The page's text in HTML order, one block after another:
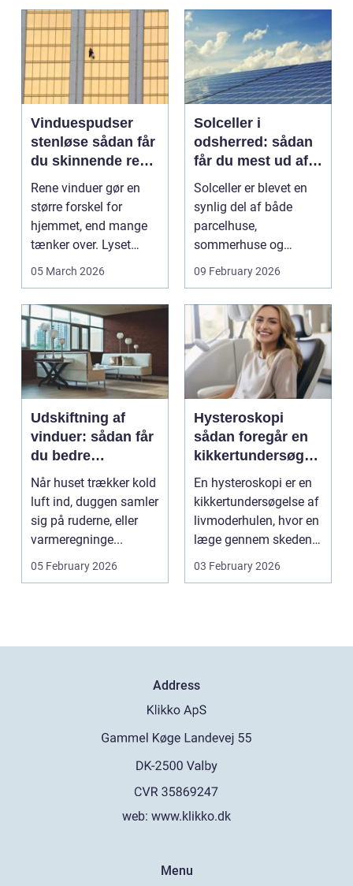
Vinduespudser
stenløse sådan får
du skinnende rene
ruder året rundt
Rene vinduer gør en
større forskel for
hjemmet, end mange
tænker over. Lyset
falder anderledes ind,
05 March 2026
Solceller i
odsherred: sådan
får du mest ud af
solen
Solceller er blevet en
synlig del af både
parcelhuse,
sommerhuse og
mindre erhverv i
Odsherred. Mang...
09 February 2026
Udskiftning af
vinduer: sådan får
du bedre
indeklima og
lavere
varmeregning
Når huset trækker kold
luft ind, duggen samler
sig på ruderne, eller
varmeregninge...
05 February 2026
Hysteroskopi
sådan foregår en
kikkertundersøgel
se af livmoderen
En hysteroskopi er en
kikkertundersøgelse af
livmoderhulen, hvor en
læge gennem skeden
og livmoderha...
03 February 2026
Address
web: www.klikko.dk
Menu